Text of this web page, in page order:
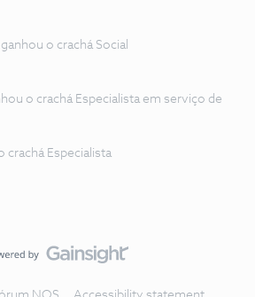
ganhou o crachá Social
o crachá Especialista em serviço de
crachá Especialista